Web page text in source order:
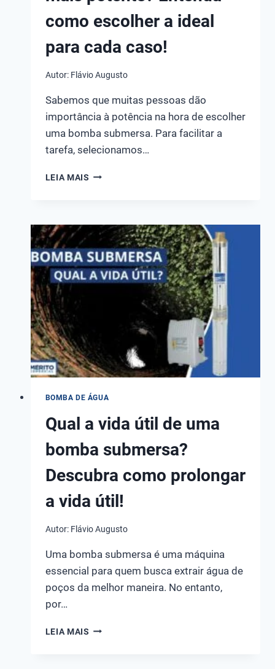
como escolher a ideal
para cada caso!
Autor: Flávio Augusto
Sabemos que muitas pessoas dão
importância à potência na hora de escolher
uma bomba submersa. Para facilitar a
tarefa, selecionamos…
LEIA MAIS QUAL
SUBMERSA
MAIS
POTENTE?
ENTENDA
COMO
CASO!
BOMBA DE ÁGUA
Qual a vida útil de uma
bomba submersa?
Descubra como prolongar
a vida útil!
Autor: Flávio Augusto
Uma bomba submersa é uma máquina
essencial para quem busca extrair água de
poços da melhor maneira. No entanto,
por…
LEIA MAIS QUAL